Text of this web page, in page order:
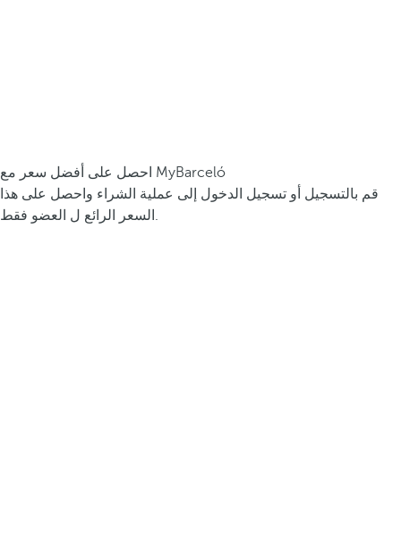
احصل على أفضل سعر مع MyBarceló
قم بالتسجيل أو تسجيل الدخول إلى عملية الشراء واحصل على هذا
السعر الرائع ل العضو فقط.